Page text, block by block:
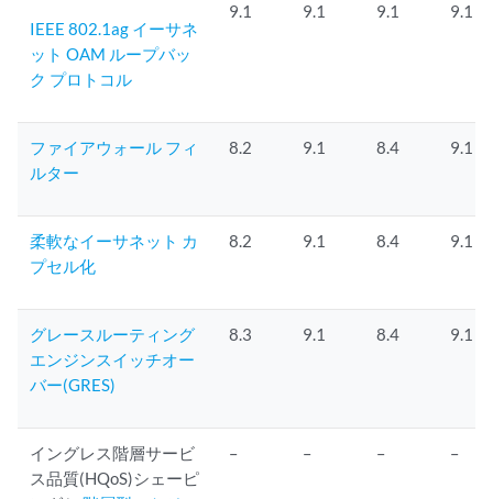
IEEE 802.1ag イーサネ
ット OAM ループバッ
ク プロトコル
9.1 9.1 9.1 9.1
ファイアウォール フィ
ルター
8.2 9.1 8.4 9.1
柔軟なイーサネット カ
プセル化
8.2 9.1 8.4 9.1
グレースルーティング
エンジンスイッチオー
バー(GRES)
8.3 9.1 8.4 9.1
イングレス階層サービ
ス品質(HQoS)シェーピ
– – – –